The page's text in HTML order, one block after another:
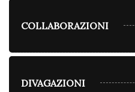
COLLABORAZIONI
DIVAGAZIONI